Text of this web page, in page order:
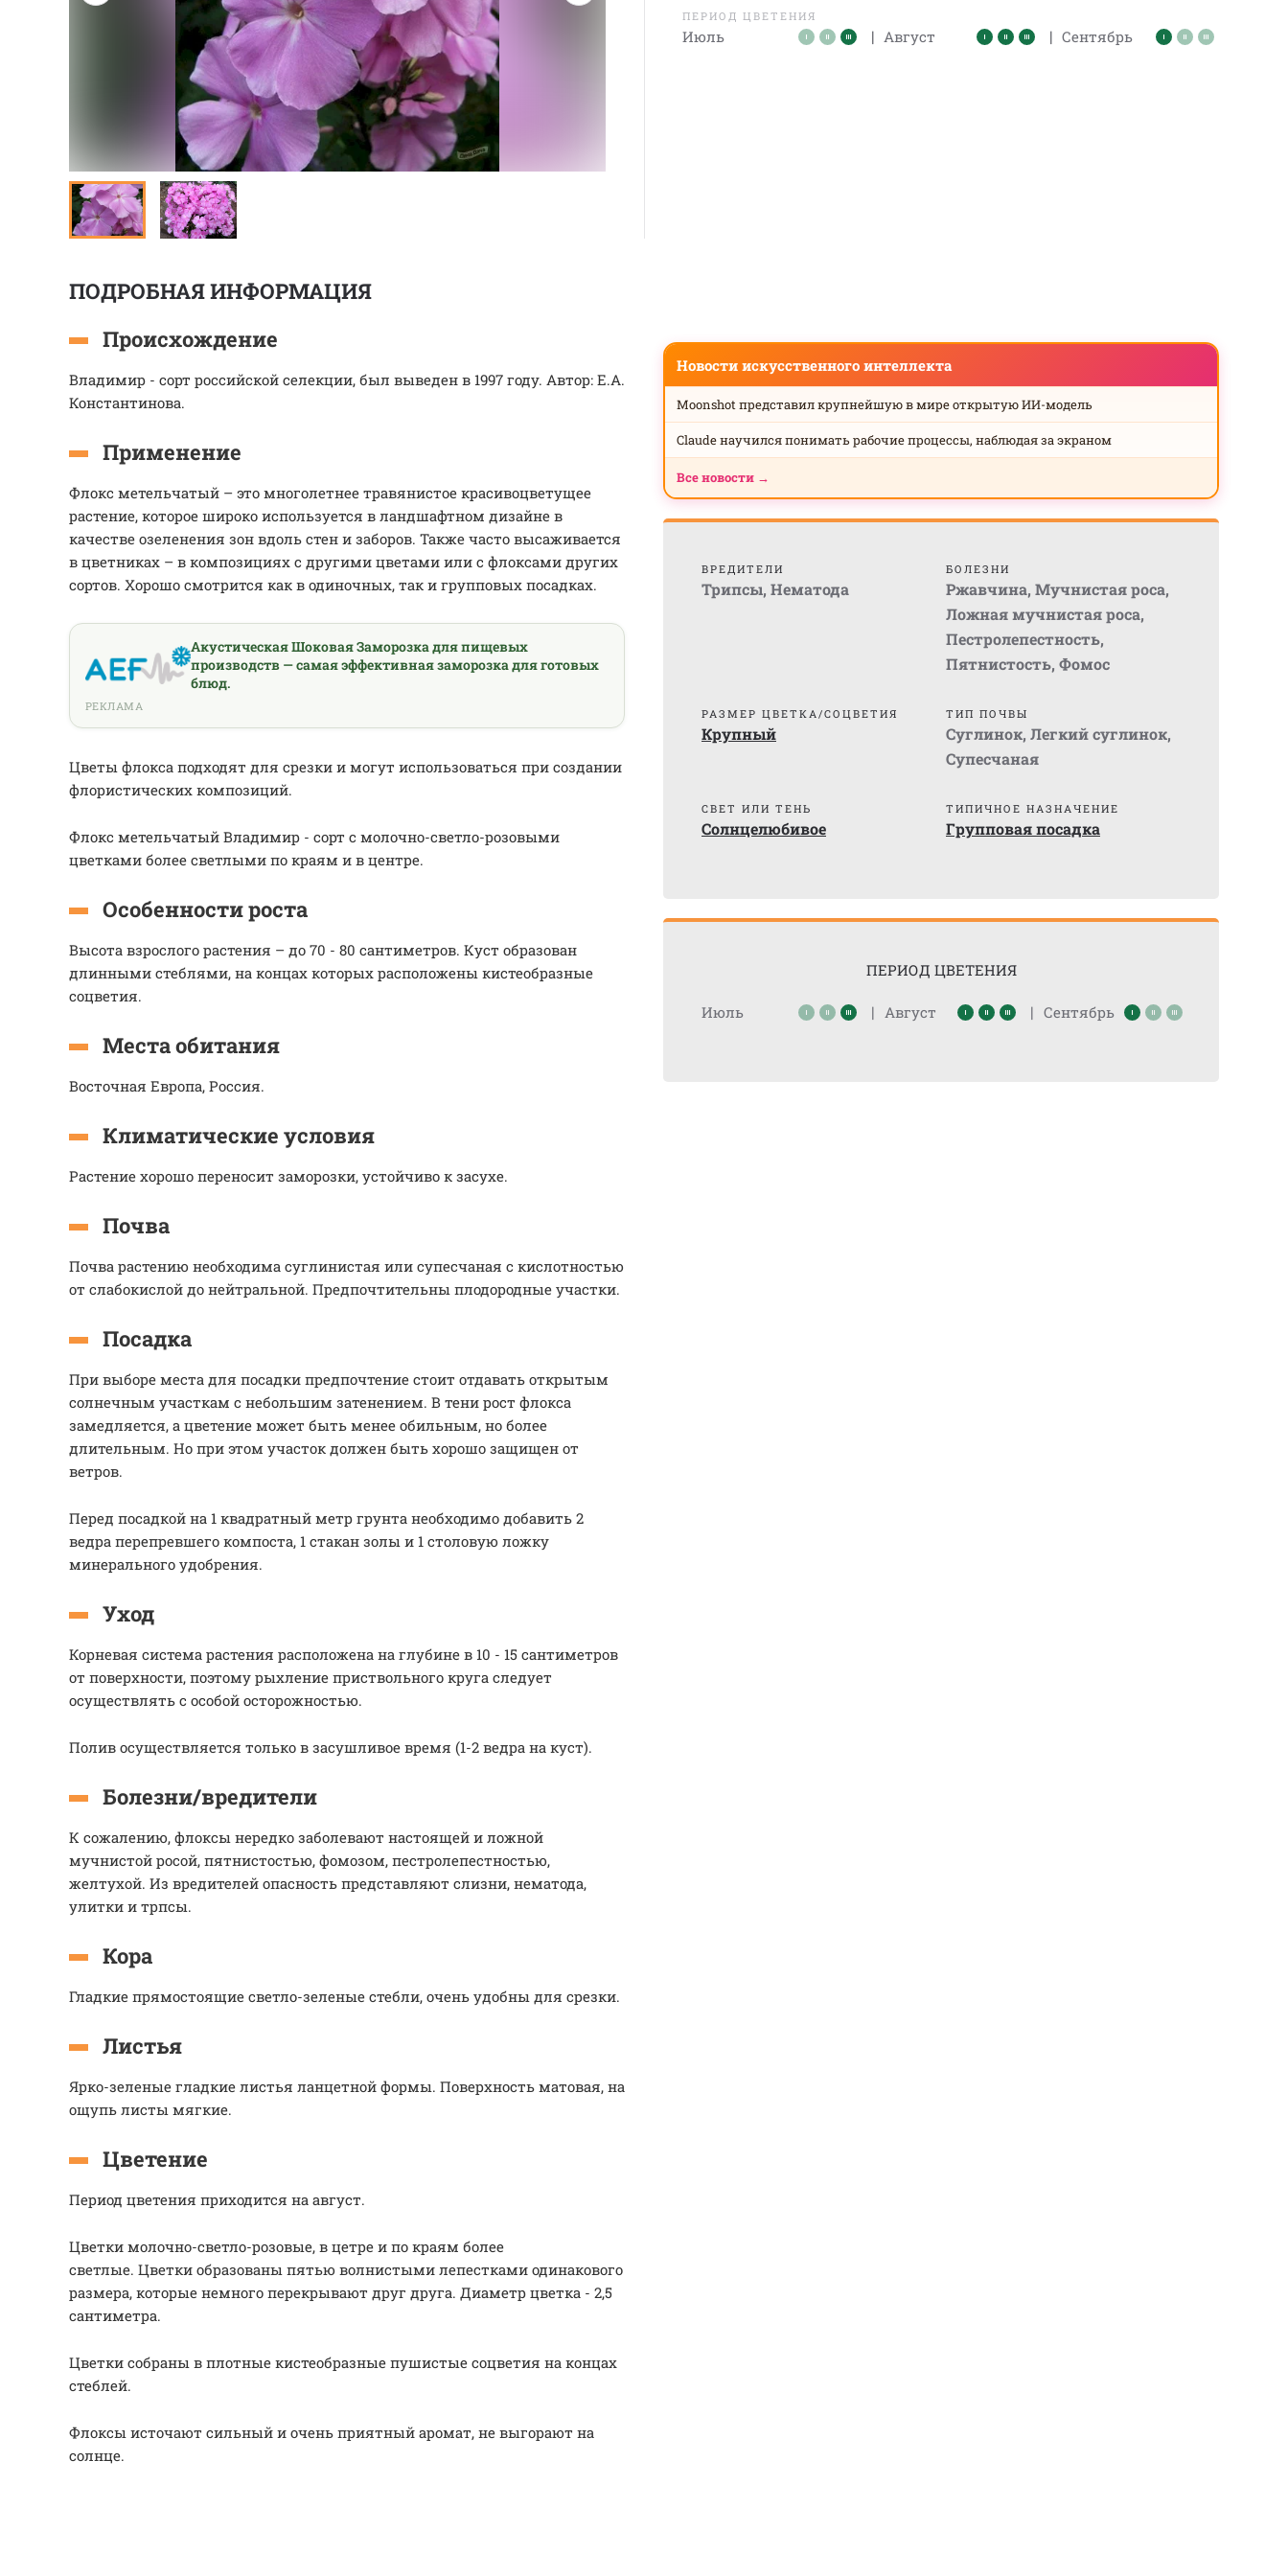
ПЕРИОД ЦВЕТЕНИЯ
Июль | Август | Сентябрь
ПОДРОБНАЯ ИНФОРМАЦИЯ
Происхождение
Владимир - сорт российской селекции, был выведен в 1997 году. Автор: Е.А.
Константинова.
Применение
Флокс метельчатый – это многолетнее травянистое красивоцветущее
растение, которое широко используется в ландшафтном дизайне в
качестве озеленения зон вдоль стен и заборов. Также часто высаживается
в цветниках – в композициях с другими цветами или с флоксами других
сортов. Хорошо смотрится как в одиночных, так и групповых посадках.
Акустическая Шоковая Заморозка для пищевых
производств — самая эффективная заморозка для готовых
блюд.
РЕКЛАМА
Цветы флокса подходят для срезки и могут использоваться при создании
флористических композиций.
Флокс метельчатый Владимир - сорт с молочно-светло-розовыми
цветками более светлыми по краям и в центре.
Особенности роста
Высота взрослого растения – до 70 - 80 сантиметров. Куст образован
длинными стеблями, на концах которых расположены кистеобразные
соцветия.
Места обитания
Восточная Европа, Россия.
Климатические условия
Растение хорошо переносит заморозки, устойчиво к засухе.
Почва
Почва растению необходима суглинистая или супесчаная с кислотностью
от слабокислой до нейтральной. Предпочтительны плодородные участки.
Посадка
При выборе места для посадки предпочтение стоит отдавать открытым
солнечным участкам с небольшим затенением. В тени рост флокса
замедляется, а цветение может быть менее обильным, но более
длительным. Но при этом участок должен быть хорошо защищен от
ветров.
Перед посадкой на 1 квадратный метр грунта необходимо добавить 2
ведра перепревшего компоста, 1 стакан золы и 1 столовую ложку
минерального удобрения.
Уход
Корневая система растения расположена на глубине в 10 - 15 сантиметров
от поверхности, поэтому рыхление приствольного круга следует
осуществлять с особой осторожностью.
Полив осуществляется только в засушливое время (1-2 ведра на куст).
Болезни/вредители
К сожалению, флоксы нередко заболевают настоящей и ложной
мучнистой росой, пятнистостью, фомозом, пестролепестностью,
желтухой. Из вредителей опасность представляют слизни, нематода,
улитки и трпсы.
Кора
Гладкие прямостоящие светло-зеленые стебли, очень удобны для срезки.
Листья
Ярко-зеленые гладкие листья ланцетной формы. Поверхность матовая, на
ощупь листы мягкие.
Цветение
Период цветения приходится на август.
Цветки молочно-светло-розовые, в цетре и по краям более
светлые. Цветки образованы пятью волнистыми лепестками одинакового
размера, которые немного перекрывают друг друга. Диаметр цветка - 2,5
сантиметра.
Цветки собраны в плотные кистеобразные пушистые соцветия на концах
стеблей.
Флоксы источают сильный и очень приятный аромат, не выгорают на
солнце.
Новости искусственного интеллекта
Moonshot представил крупнейшую в мире открытую ИИ-модель
Claude научился понимать рабочие процессы, наблюдая за экраном
Все новости →
ВРЕДИТЕЛИ
Трипсы, Нематода
БОЛЕЗНИ
Ржавчина, Мучнистая роса,
Ложная мучнистая роса,
Пестролепестность,
Пятнистость, Фомос
РАЗМЕР ЦВЕТКА/СОЦВЕТИЯ
Крупный
ТИП ПОЧВЫ
Суглинок, Легкий суглинок,
Супесчаная
СВЕТ ИЛИ ТЕНЬ
Солнцелюбивое
ТИПИЧНОЕ НАЗНАЧЕНИЕ
Групповая посадка
ПЕРИОД ЦВЕТЕНИЯ
Июль | Август | Сентябрь